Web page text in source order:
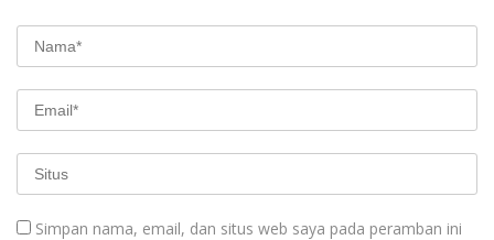
Simpan nama, email, dan situs web saya pada peramban ini